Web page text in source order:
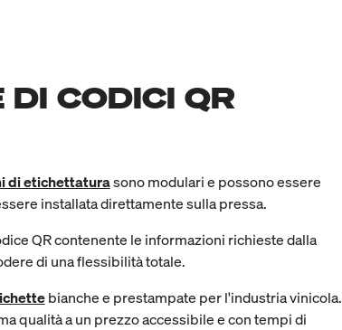
CODICI QR
di etichettaturasono modulari e possono essere
installata direttamente sulla pressa.
QR contenente le informazioni richieste dalla
di una flessibilità totale.
bianche e prestampate per l'industria vinicola.
qualità a un prezzo accessibile e con tempi di